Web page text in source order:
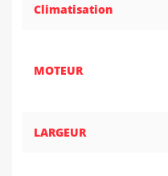
Climatisation
MOTEUR
LARGEUR